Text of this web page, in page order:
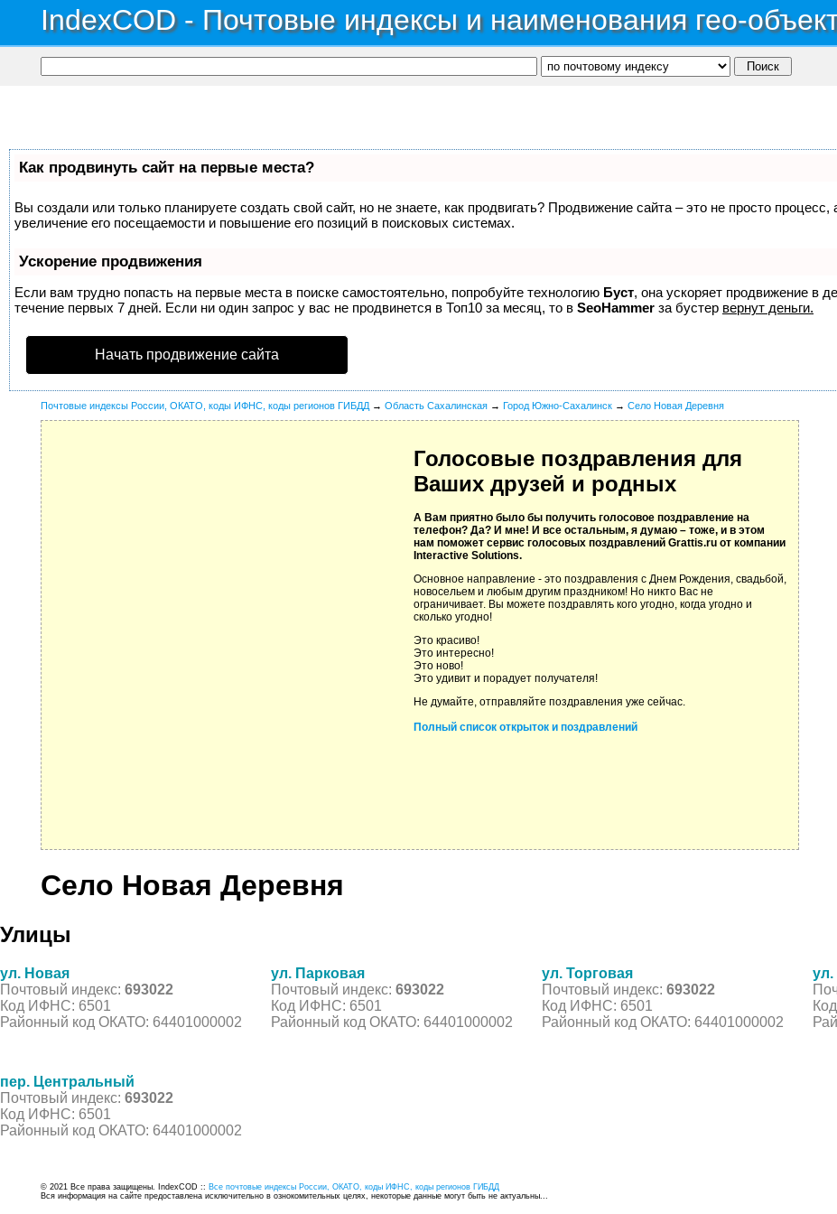
IndexCOD - Почтовые индексы и наименования гео-
Как продвинуть сайт на первые места?
Вы создали или только планируете создать свой сайт, но не знаете, как продвигать? Продвижение сайта – это не просто
увеличение его посещаемости и повышение его позиций в поисковых системах.
Ускорение продвижения
Если вам трудно попасть на первые места в поиске самостоятельно, попробуйте технологию Буст, она ускоряет продвижение в
течение первых 7 дней. Если ни один запрос у вас не продвинется в Топ10 за месяц, то в SeoHammer за бустер вернут деньги.
Начать продвижение сайта
Почтовые индексы России, ОКАТО, коды ИФНС, коды регионов ГИБДД → Область Сахалинская → Город Южно-Сахалинск → Село Новая Деревня
Голосовые поздравления для
Ваших друзей и родных
А Вам приятно было бы получить голосовое поздравление на
телефон? Да? И мне! И все остальным, я думаю – тоже, и в этом
нам поможет сервис голосовых поздравлений Grattis.ru от компании
Interactive Solutions.
Основное направление - это поздравления с Днем Рождения, свадьбой,
новосельем и любым другим праздником! Но никто Вас не
ограничивает. Вы можете поздравлять кого угодно, когда угодно и
сколько угодно!
Это красиво!
Это интересно!
Это ново!
Это удивит и порадует получателя!
Не думайте, отправляйте поздравления уже сейчас.
Полный список открыток и поздравлений
Село Новая Деревня
Улицы
ул. Новая
Почтовый индекс: 693022
Код ИФНС: 6501
Районный код ОКАТО: 64401000002
ул. Парковая
Почтовый индекс: 693022
Код ИФНС: 6501
Районный код ОКАТО: 64401000002
ул. Торговая
Почтовый индекс: 693022
Код ИФНС: 6501
Районный код ОКАТО: 64401000002
ул.
пер. Центральный
Почтовый индекс: 693022
Код ИФНС: 6501
Районный код ОКАТО: 64401000002
© 2021 Все права защищены. IndexCOD :: Все почтовые индексы России, ОКАТО, коды ИФНС, коды регионов ГИБДД
Вся информация на сайте предоставлена исключительно в ознокомительных целях, некоторые данные могут быть не актуальны...